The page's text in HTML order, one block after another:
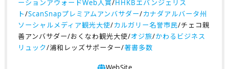
ーションアウォードWeb人賞/HHKBエバンジェリス
ト/ScanSnapプレミアムアンバサダー/カナダアルバータ州
ソーシャルメディア観光大使/カルガリー名誉市民/チェコ親
善アンバサダー/おくなわ観光大使/オジ旅/かわるビジネス
リュック/浦和レッズサポーター/著書多数